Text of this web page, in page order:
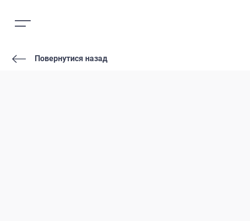
Повернутися назад